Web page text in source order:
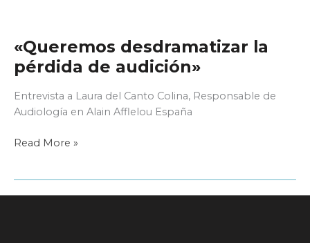
«Queremos desdramatizar la
pérdida de audición»
Entrevista a Laura del Canto Colina, Responsable de
Audiología en Alain Afflelou España
«Queremos
Read More »